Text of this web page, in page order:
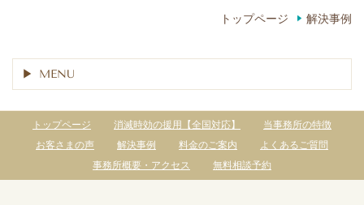
トップページ 解決事例
MENU
トップページ 消滅時効の援用【全国対応】
当事務所の特徴
お客さまの声
解決事例 料金のご案内
よくあるご質問
事務所概要・アクセス
無料相談予約